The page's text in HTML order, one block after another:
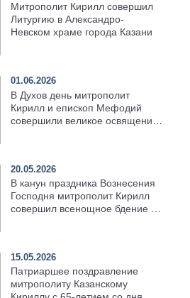
Митрополит Кирилл совершил
Литургию в Александро-
Невском храме города Казани
01.06.2026
В Духов день митрополит
Кирилл и епископ Мефодий
совершили великое освящение
20.05.2026
В канун праздника Вознесения
Господня митрополит Кирилл
совершил всенощное бдение в
15.05.2026
Патриаршее поздравление
митрополиту Казанскому